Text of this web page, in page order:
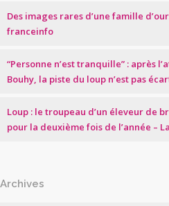
Des images rares d’une famille
franceinfo
“Personne n’est tranquille” : après
Bouhy, la piste du loup n’est pas
Loup : le troupeau d’un éleveur de
pour la deuxième fois de l’année –
Archives